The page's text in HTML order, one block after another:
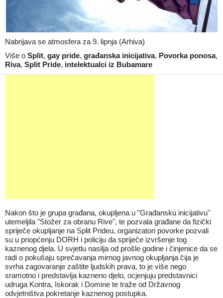
Nabrijava se atmosfera za 9. lipnja (Arhiva)
Više o Split, gay pride, građanska inicijativa, Povorka ponosa,
Riva, Split Pride, intelektualci iz Bubamare
Nakon što je grupa građana, okupljena u "Građansku inicijativu"
utemeljila "Stožer za obranu Rive", te pozvala građane da fizički
spriječe okupljanje na Split Prideu, organizatori povorke pozvali
su u priopćenju DORH i policiju da spriječe izvršenje tog
kaznenog djela. U svjetlu nasilja od prošle godine i činjenice da se
radi o pokušaju sprečavanja mirnog javnog okupljanja čija je
svrha zagovaranje zaštite ljudskih prava, to je više nego
sramotno i predstavlja kazneno djelo, ocjenjuju predstavnici
udruga Kontra, Iskorak i Domine te traže od Državnog
odvjetništva pokretanje kaznenog postupka.